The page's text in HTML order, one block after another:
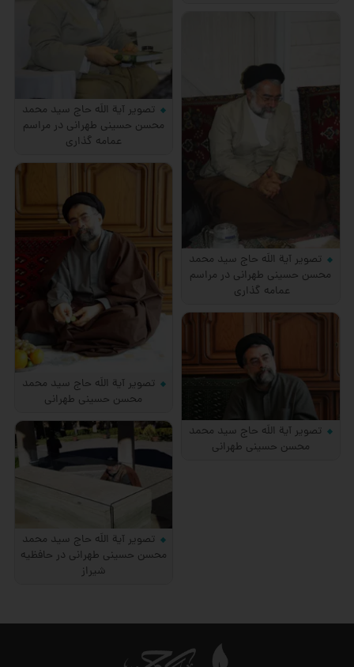
تصویر آیة اللَه حاج سید محمد
محسن حسینی طهرانی در مراسم
عمامه گذاری
تصویر آیة اللَه حاج سید محمد
محسن حسینی طهرانی در مراسم
عمامه گذاری
تصویر آیة اللَه حاج سید محمد
محسن حسینی طهرانی
تصویر آیة اللَه حاج سید محمد
محسن حسینی طهرانی
تصویر آیة اللَه حاج سید محمد
محسن حسینی طهرانی در حافظیه
شیراز